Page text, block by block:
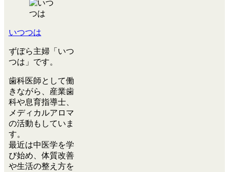
いつつは
ずぼら主婦「いつ
つは」です。
歯科医師として働
きながら、産業歯
科や息育指導士、
メディカルアロマ
の活動もしていま
す。
最近は中医学を学
び始め、体質改善
や生活の整え方を